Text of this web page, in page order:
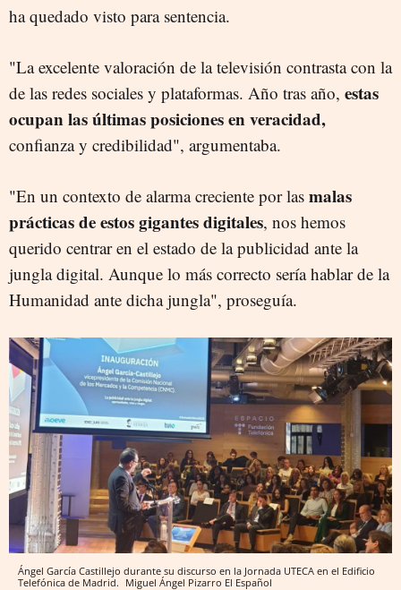
ha quedado visto para sentencia.
"La excelente valoración de la televisión contrasta con la
de las redes sociales y plataformas. Año tras año, estas
ocupan las últimas posiciones en veracidad,
confianza y credibilidad", argumentaba.
"En un contexto de alarma creciente por las malas
prácticas de estos gigantes digitales, nos hemos
querido centrar en el estado de la publicidad ante la
jungla digital. Aunque lo más correcto sería hablar de la
Humanidad ante dicha jungla", proseguía.
Ángel García Castillejo durante su discurso en la Jornada UTECA en el Edificio
Telefónica de Madrid. Miguel Ángel Pizarro El Español